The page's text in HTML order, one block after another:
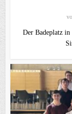
Der Badeplatz